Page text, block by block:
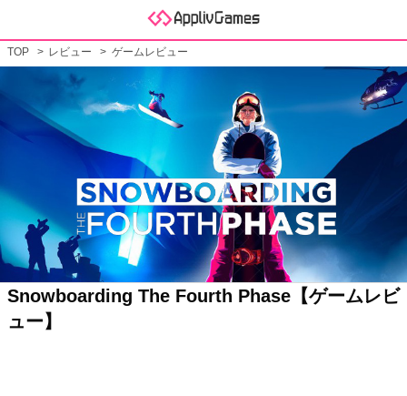
TOP レビュー ゲームレビュー
Snowboarding The Fourth Phase【ゲームレビ
ュー】